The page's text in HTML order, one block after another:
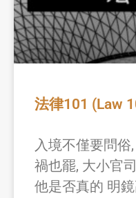
法律101 (Law
入境不僅要問俗
禍也罷, 大小官
他是否真的 明